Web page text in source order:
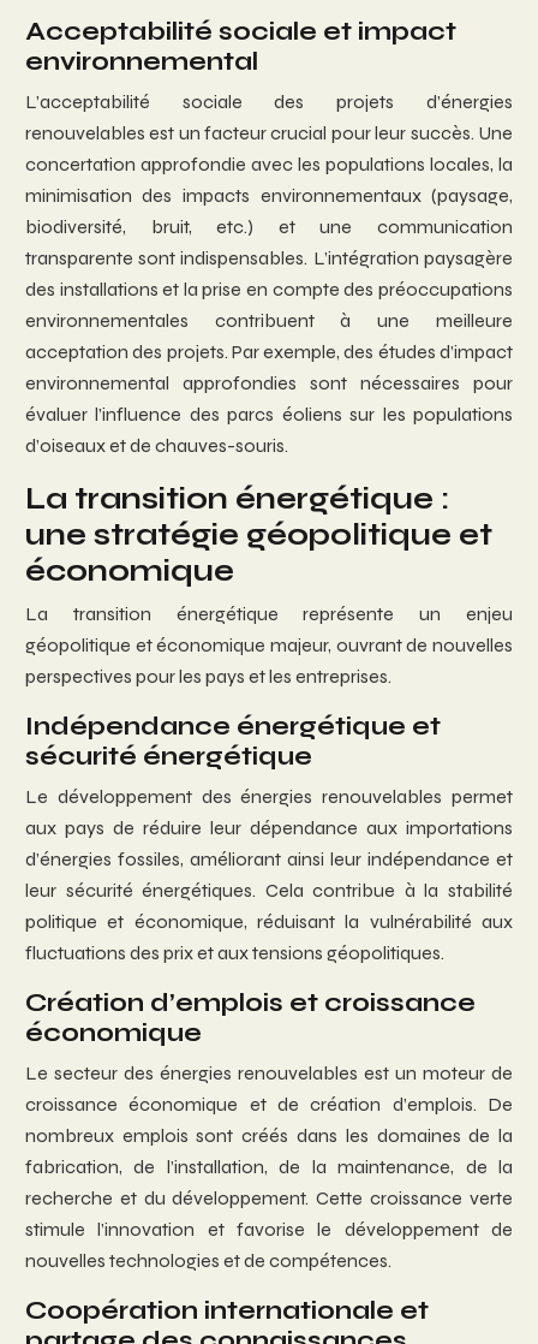
Acceptabilité sociale et impact
environnemental
L’acceptabilité sociale des projets d’énergies
renouvelables est un facteur crucial pour leur succès. Une
concertation approfondie avec les populations locales, la
minimisation des impacts environnementaux (paysage,
biodiversité, bruit, etc.) et une communication
transparente sont indispensables. L’intégration paysagère
des installations et la prise en compte des préoccupations
environnementales contribuent à une meilleure
acceptation des projets. Par exemple, des études d’impact
environnemental approfondies sont nécessaires pour
évaluer l’influence des parcs éoliens sur les populations
d’oiseaux et de chauves-souris.
La transition énergétique :
une stratégie géopolitique et
économique
La transition énergétique représente un enjeu
géopolitique et économique majeur, ouvrant de nouvelles
perspectives pour les pays et les entreprises.
Indépendance énergétique et
sécurité énergétique
Le développement des énergies renouvelables permet
aux pays de réduire leur dépendance aux importations
d’énergies fossiles, améliorant ainsi leur indépendance et
leur sécurité énergétiques. Cela contribue à la stabilité
politique et économique, réduisant la vulnérabilité aux
fluctuations des prix et aux tensions géopolitiques.
Création d’emplois et croissance
économique
Le secteur des énergies renouvelables est un moteur de
croissance économique et de création d’emplois. De
nombreux emplois sont créés dans les domaines de la
fabrication, de l’installation, de la maintenance, de la
recherche et du développement. Cette croissance verte
stimule l’innovation et favorise le développement de
nouvelles technologies et de compétences.
Coopération internationale et